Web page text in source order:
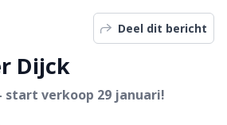
Deel dit bericht
Dijck
start verkoop 29 januari!